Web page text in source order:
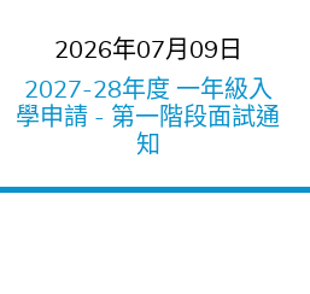
2026年07月09日
2027-28年度 一年級入
學申請 - 第一階段面試通
知